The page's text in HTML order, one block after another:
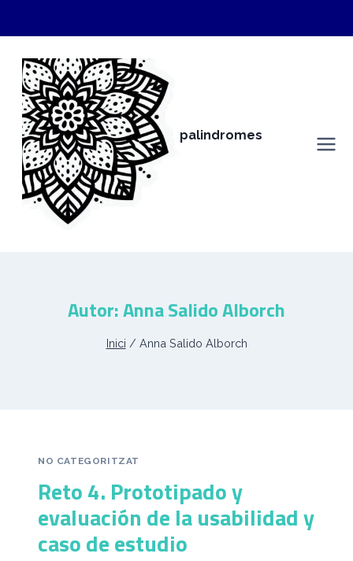
contingut
palindromes
Autor: Anna Salido Alborch
Inici / Anna Salido Alborch
NO CATEGORITZAT
Reto 4. Prototipado y
evaluación de la usabilidad y
caso de estudio